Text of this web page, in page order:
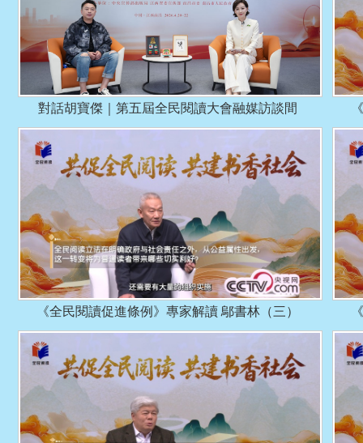
對話胡寶傑｜第五屆全民閱讀大會融媒訪談間
《全民閱讀促進條例》專家解讀 鄔書林（三）